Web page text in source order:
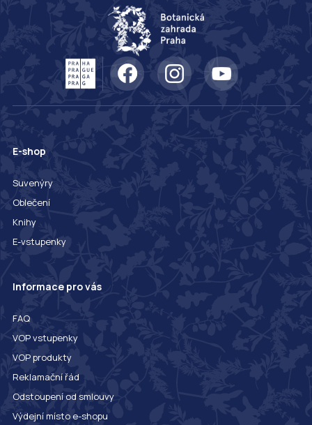
E-shop
Suvenýry
Oblečení
Knihy
E-vstupenky
Informace pro vás
FAQ
VOP vstupenky
VOP produkty
Reklamační řád
Odstoupení od smlouvy
Výdejní místo e-shopu